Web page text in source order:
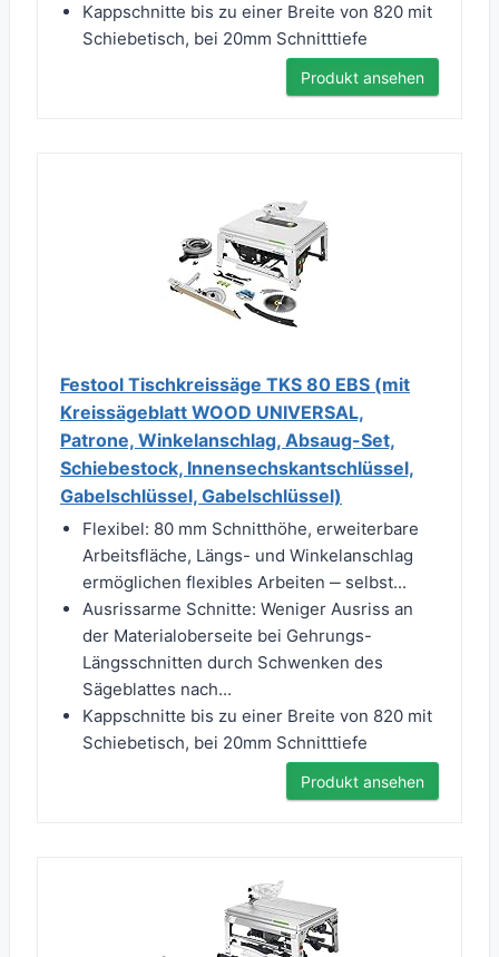
Kappschnitte bis zu einer Breite von 820 mit
Schiebetisch, bei 20mm Schnitttiefe
Produkt ansehen
Festool Tischkreissäge TKS 80 EBS (mit
Kreissägeblatt WOOD UNIVERSAL,
Patrone, Winkelanschlag, Absaug-Set,
Schiebestock, Innensechskantschlüssel,
Gabelschlüssel, Gabelschlüssel)
Flexibel: 80 mm Schnitthöhe, erweiterbare
Arbeitsfläche, Längs- und Winkelanschlag
ermöglichen flexibles Arbeiten ‒ selbst...
Ausrissarme Schnitte: Weniger Ausriss an
der Materialoberseite bei Gehrungs-
Längsschnitten durch Schwenken des
Sägeblattes nach...
Kappschnitte bis zu einer Breite von 820 mit
Schiebetisch, bei 20mm Schnitttiefe
Produkt ansehen